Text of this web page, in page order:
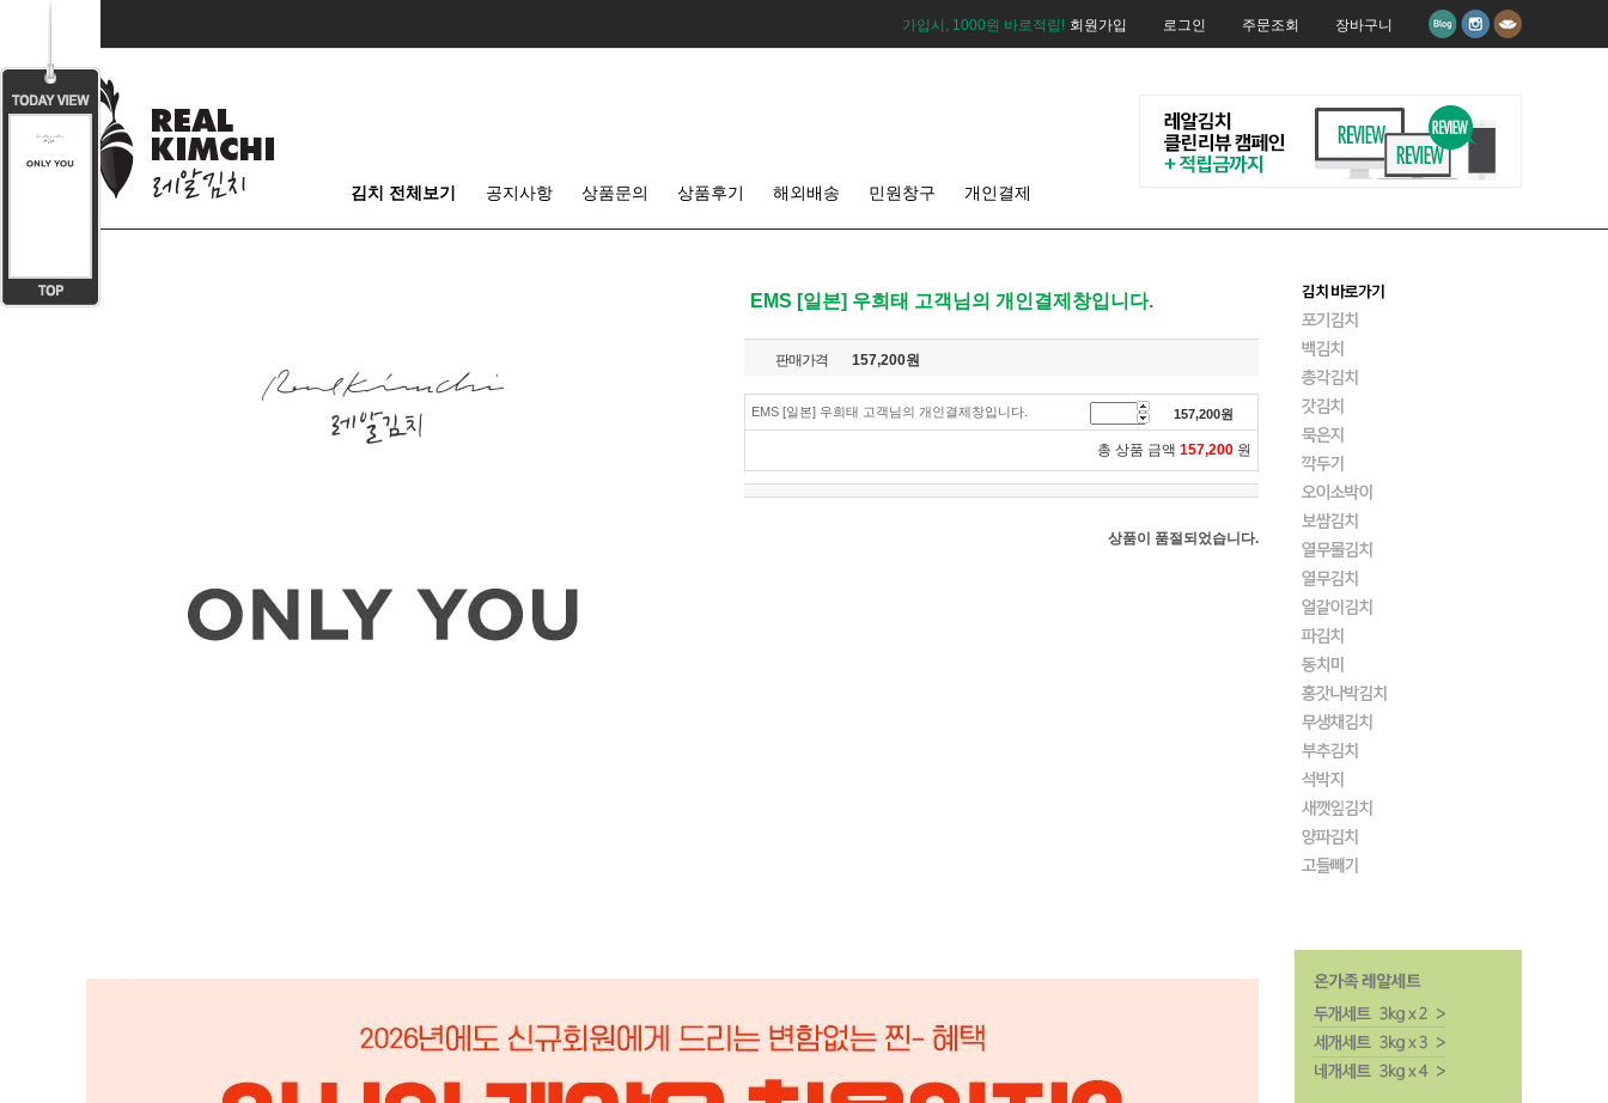
가입시, 1000원 바로적립! 회원가입 로그인 주문조회 장바구니
김치 전체보기 공지사항 상품문의 상품후기 해외배송 민원창구 개인결제
EMS [일본] 우희태 고객님의 개인결제창입니다.
판매가격 157,200원
EMS [일본] 우희태 고객님의 개인결제창입니다. 157,200원
총 상품 금액 157,200 원
상품이 품절되었습니다.